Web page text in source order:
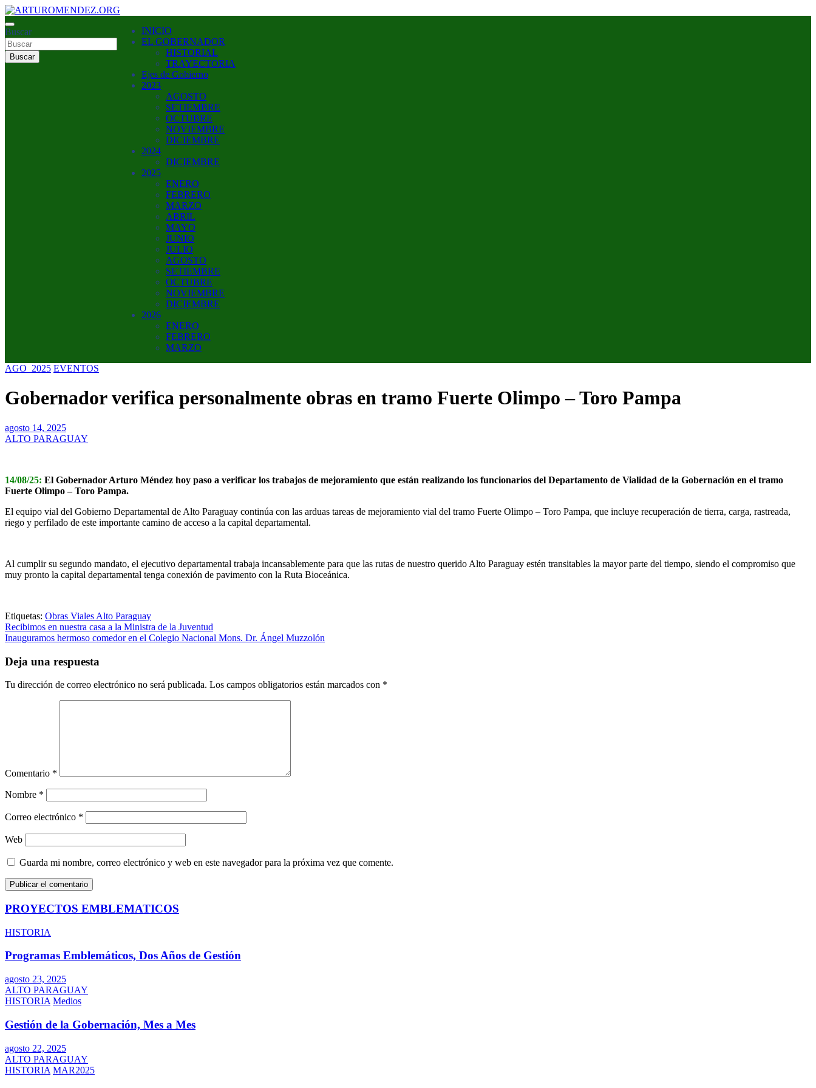
Saltar
al
contenido
ARTUROMENDEZ.ORG
ARTURO MENDEZ GOBERNADOR 2023
Buscar
Buscar
INICIO
EL GOBERNADOR
HISTORIAL
TRAYECTORIA
Ejes de Gobierno
2023
AGOSTO
SETIEMBRE
OCTUBRE
NOVIEMBRE
DICIEMBRE
2024
DICIEMBRE
2025
ENERO
FEBRERO
MARZO
ABRIL
MAYO
JUNIO
JULIO
AGOSTO
SETIEMBRE
OCTUBRE
NOVIEMBRE
DICIEMBRE
2026
ENERO
FEBRERO
MARZO
AGO_2025 EVENTOS
Gobernador verifica personalmente obras en tramo Fuerte Olimpo – Toro Pampa
agosto 14, 2025
ALTO PARAGUAY
14/08/25: El Gobernador Arturo Méndez hoy paso a verificar los trabajos de mejoramiento que están realizando los funcionarios del Departamento de Vialidad de la Gobernación en el tramo
Fuerte Olimpo – Toro Pampa.
El equipo vial del Gobierno Departamental de Alto Paraguay continúa con las arduas tareas de mejoramiento vial del tramo Fuerte Olimpo – Toro Pampa, que incluye recuperación de tierra, carga, rastreada,
riego y perfilado de este importante camino de acceso a la capital departamental.
Al cumplir su segundo mandato, el ejecutivo departamental trabaja incansablemente para que las rutas de nuestro querido Alto Paraguay estén transitables la mayor parte del tiempo, siendo el compromiso que
muy pronto la capital departamental tenga conexión de pavimento con la Ruta Bioceánica.
Etiquetas: Obras Viales Alto Paraguay
Navegación
de
entradas
Recibimos en nuestra casa a la Ministra de la Juventud
Inauguramos hermoso comedor en el Colegio Nacional Mons. Dr. Ángel Muzzolón
Deja una respuesta
Tu dirección de correo electrónico no será publicada. Los campos obligatorios están marcados con *
Comentario *
Nombre *
Correo electrónico *
Web
Guarda mi nombre, correo electrónico y web en este navegador para la próxima vez que comente.
PROYECTOS EMBLEMATICOS
HISTORIA
Programas Emblemáticos, Dos Años de Gestión
agosto 23, 2025
ALTO PARAGUAY
HISTORIA Medios
Gestión de la Gobernación, Mes a Mes
agosto 22, 2025
ALTO PARAGUAY
HISTORIA MAR2025